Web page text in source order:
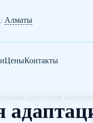
Алматы
ЦеныКонтакты